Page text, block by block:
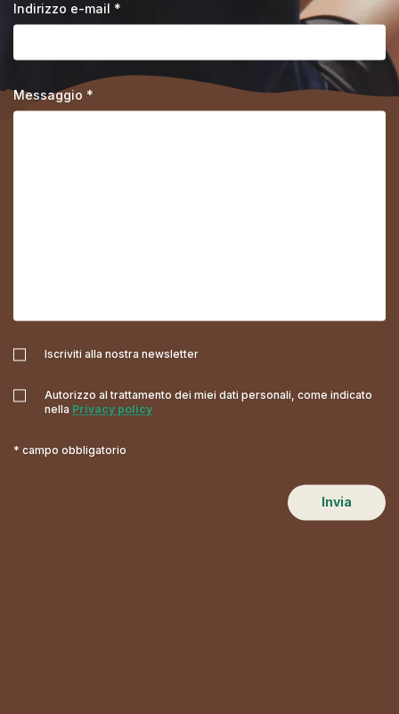
Indirizzo e-mail *
Messaggio *
Iscriviti alla nostra newsletter
Autorizzo al trattamento dei miei dati personali, come indicato
nella Privacy policy
* campo obbligatorio
Invia